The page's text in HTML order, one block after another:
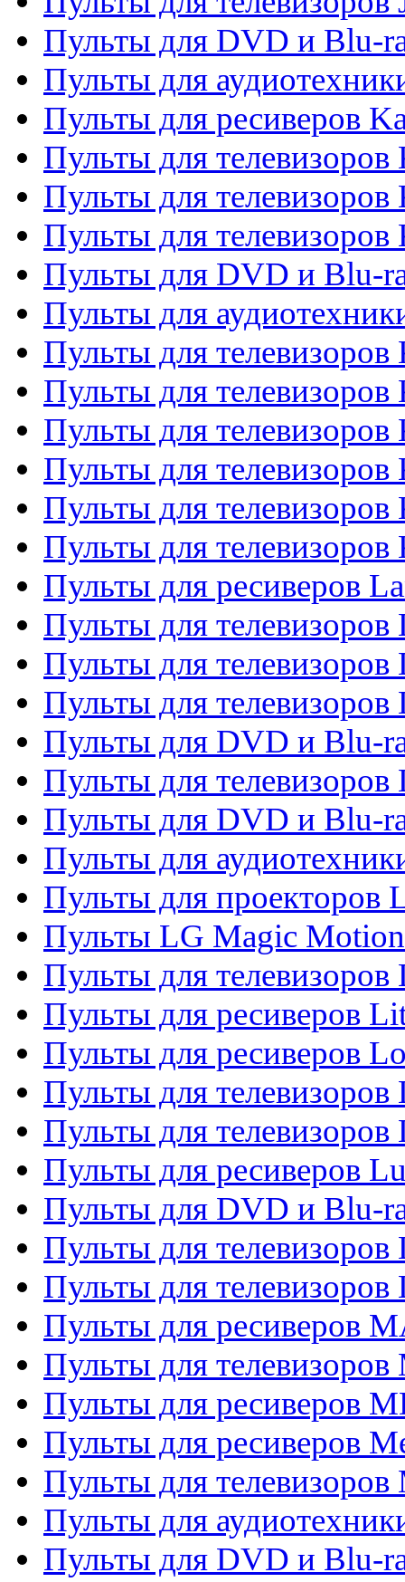
Пульты для DVD и Blu-
Пульты для
Пульты для ресиверов
Пульты для телевизоров
Пульты для телевизоров
Пульты для телевизоров
Пульты для DVD и Blu-
Пульты для
Пульты для
Пульты для телевизоров
Пульты для телевизоров
Пульты для телевизоров
Пульты для
Пульты для
Пульты для ресиверов
Пульты для телевизоров
Пульты для телевизоров
Пульты для телевизоров
Пульты для DVD и Blu-
Пульты для телевизоров
Пульты для DVD и Blu-
Пульты для
Пульты для проекторов
Пульты LG Magic Motion
Пульты для
Пульты для ресиверов
Пульты для ресиверов
Пульты для телевизоров
Пульты для
Пульты для ресиверов
Пульты для DVD и Blu-
Пульты для телевизоров
Пульты для телевизоров
Пульты для ресиверов
Пульты для телевизоров
Пульты для ресиверов
Пульты для ресиверов
Пульты для телевизоров
Пульты для
Пульты для DVD и Blu-